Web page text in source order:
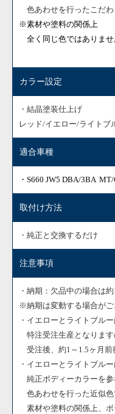
色あわせを行ったこだわ
※素材や塗料の関係上
全く同じ色ではありま
カラー設定
・結晶塗装仕上げ
レッド/イエロー/ライトブ
適合車種
・S660 JW5 DBA/3BA
取付け方法
・純正と交換するだけ
注意事項
・納期：欠品中の場合は
※納期は変動する場合が
・イエローとライトブルー
特注受注生産となります
受注後、約1～1.5ヶ月前
・イエローとライトブルー
純正ボディーカラーを
色あわせを行った近似色
素材や塗料の関係上、ボ